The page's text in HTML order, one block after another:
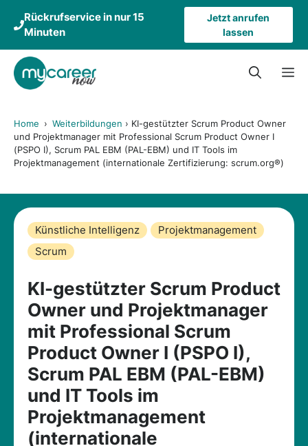
Inhalt
Rückrufservice in nur 15
Minuten
Jetzt anrufen
lassen
Home › Weiterbildungen › KI-gestützter Scrum Product Owner
und Projektmanager mit Professional Scrum Product Owner I
(PSPO I), Scrum PAL EBM (PAL-EBM) und IT Tools im
Projektmanagement (internationale Zertifizierung: scrum.org®)
Künstliche Intelligenz
Projektmanagement
Scrum
KI-gestützter Scrum Product
Owner und Projektmanager
mit Professional Scrum
Product Owner I (PSPO I),
Scrum PAL EBM (PAL-EBM)
und IT Tools im
Projektmanagement
(internationale